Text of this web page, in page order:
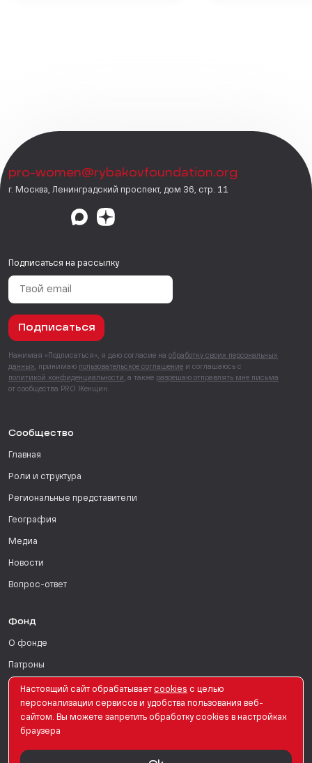
pro-women@rybakovfoundation.org
г. Москва, Ленинградский проспект, дом 36, стр. 11
Подписаться на рассылку
Подписаться
Нажимая «Подписаться», я даю согласие на обработку своих персональных
данных , принимаю пользовательское соглашение и соглашаюсь с
политикой конфиденциальности , а также разрешаю отправлять мне письма
от сообщества PRO Женщин.
Сообщество
Главная
Роли и структура
Региональные представители
География
Медиа
Новости
Вопрос-ответ
Фонд
О фонде
Патроны
Поддержать
Для СМИ
Настоящий сайт обрабатывает сookies с целью
персонализации сервисов и удобства пользования веб-
сайтом. Вы можете запретить обработку сookies в настройках
браузера